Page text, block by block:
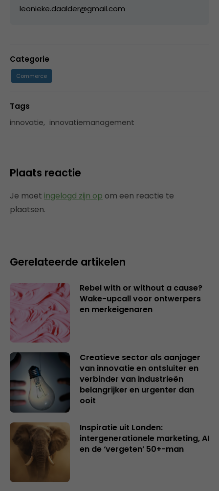
leonieke.daalder@gmail.com
Categorie
Commerce
Tags
innovatie, innovatiemanagement
Plaats reactie
Je moet ingelogd zijn op om een reactie te
plaatsen.
Gerelateerde artikelen
Rebel with or without a cause?
Wake-upcall voor ontwerpers
en merkeigenaren
Creatieve sector als aanjager
van innovatie en ontsluiter en
verbinder van industrieën
belangrijker en urgenter dan
ooit
Inspiratie uit Londen:
intergenerationele marketing, AI
en de ‘vergeten’ 50+-man